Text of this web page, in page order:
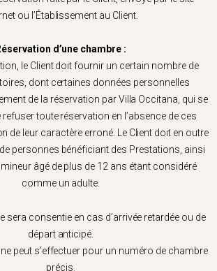
ou l’Établissement au Client.
d’une chambre :
le Client doit fournir un certain nombre de
dont certaines données personnelles
de la réservation par Villa Occitana, qui se
refuser toute réservation en l’absence de ces
de leur caractère erroné. Le Client doit en outre
personnes bénéficiant des Prestations, ainsi
âgé de plus de 12 ans étant considéré
comme un adulte.
sera consentie en cas d’arrivée retardée ou de
départ anticipé.
peut s’effectuer pour un numéro de chambre
précis.